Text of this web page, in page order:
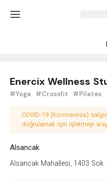
'
Enercix Wellness
#Yoga #Crossfit #Pilates
COVID-19 (Koronavirüs)
doğrulamak için işletmeyi
Alsancak
Alsancak Mahallesi, 1403